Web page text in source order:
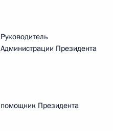
Руководитель
Администрации Президента
помощник Президента